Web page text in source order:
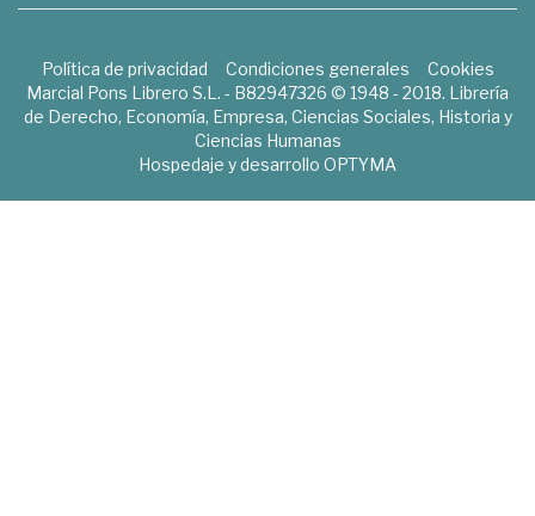
Política de privacidad Condiciones generales
Cookies
Marcial Pons Librero S.L. - B82947326 © 1948 - 2018. Librería
de Derecho, Economía, Empresa, Ciencias Sociales, Historia y
Ciencias Humanas
Hospedaje y desarrollo OPTYMA